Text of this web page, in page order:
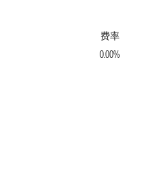
费率
0.00%